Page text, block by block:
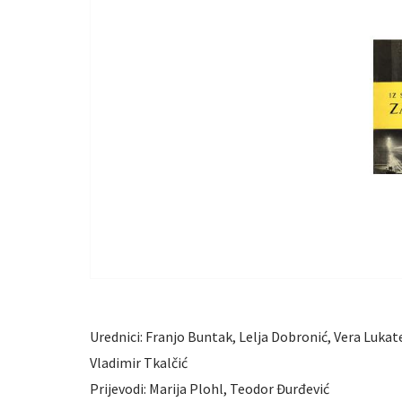
Urednici: Franjo Buntak, Lelja Dobronić, Vera
Vladimir Tkalčić
Prijevodi: Marija Plohl, Teodor Đurđević